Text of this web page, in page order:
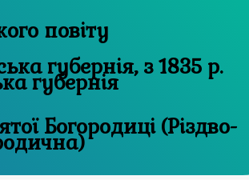
повіту
губернія, з 1835 р.
губернія
Богородиці (Різдво-